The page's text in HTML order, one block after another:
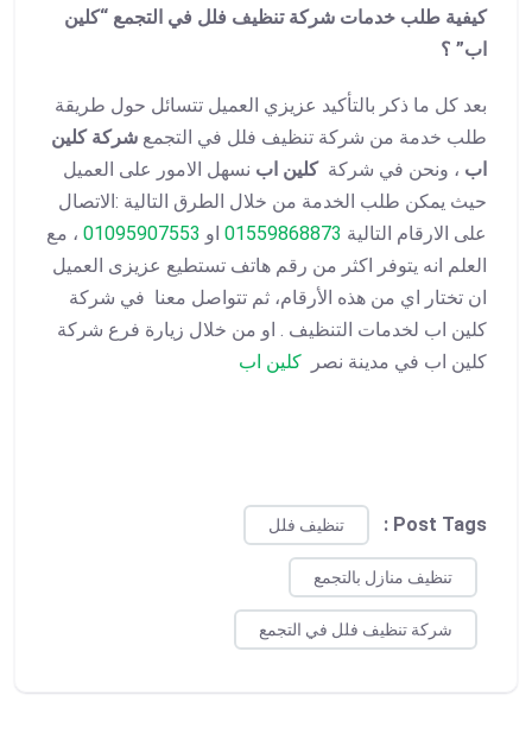
كيفية طلب خدمات شركة تنظيف فلل في التجمع “كلين
اب” ؟
بعد كل ما ذكر بالتأكيد عزيزي العميل تتسائل حول طريقة
طلب خدمة من شركة تنظيف فلل في التجمع شركة كلين
اب ، ونحن في شركة كلين اب نسهل الامور على العميل
حيث يمكن طلب الخدمة من خلال الطرق التالية :الاتصال
على الارقام التالية 01559868873 او 01095907553 ، مع
العلم انه يتوفر اكثر من رقم هاتف تستطيع عزيزى العميل
ان تختار اي من هذه الأرقام، ثم تتواصل معنا في شركة
كلين اب لخدمات التنظيف . او من خلال زيارة فرع شركة
كلين اب في مدينة نصر
كلين اب
Post Tags : تنظيف فلل
تنظيف منازل بالتجمع
شركة تنظيف فلل في التجمع